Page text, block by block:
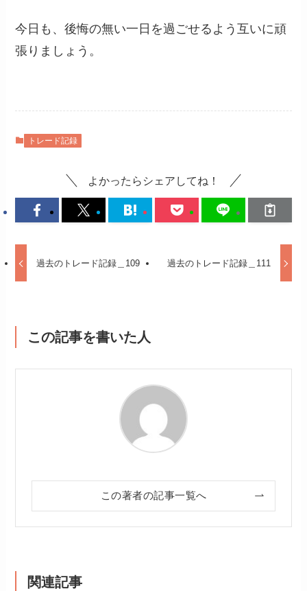
今日も、後悔の無い一日を過ごせるよう互いに頑
張りましょう。
トレード記録
よかったらシェアしてね！
過去のトレード記録＿109 過去のトレード記録＿111
この記事を書いた人
この著者の記事一覧へ
関連記事